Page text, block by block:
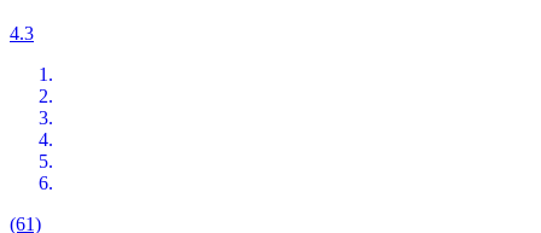
4.3
(61)